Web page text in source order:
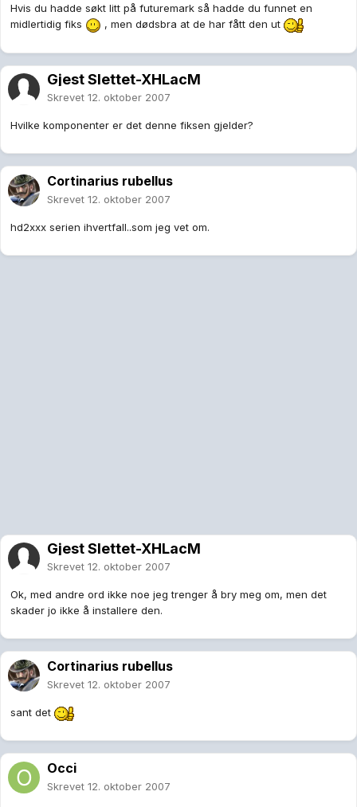
Hvis du hadde søkt litt på futuremark så hadde du funnet en
midlertidig fiks
, men dødsbra at de har fått den ut
Gjest Slettet-XHLacM
Skrevet 12. oktober 2007
Hvilke komponenter er det denne fiksen gjelder?
Cortinarius rubellus
Skrevet 12. oktober 2007
hd2xxx serien ihvertfall..som jeg vet om.
Gjest Slettet-XHLacM
Skrevet 12. oktober 2007
Ok, med andre ord ikke noe jeg trenger å bry meg om, men det
skader jo ikke å installere den.
Cortinarius rubellus
Skrevet 12. oktober 2007
sant det
Occi
Skrevet 12. oktober 2007